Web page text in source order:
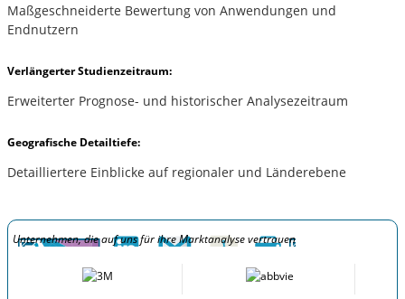
Maßgeschneiderte Bewertung von Anwendungen und
Endnutzern
Verlängerter Studienzeitraum:
Erweiterter Prognose- und historischer Analysezeitraum
Geografische Detailtiefe:
Detailliertere Einblicke auf regionaler und Länderebene
Unternehmen, die auf uns für ihre Marktanalyse vertrauen